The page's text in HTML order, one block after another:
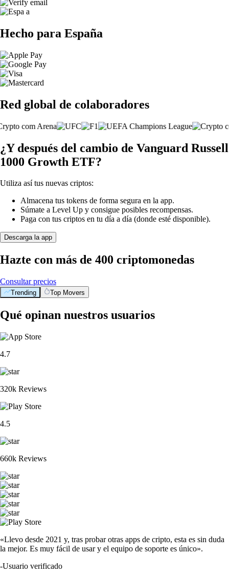
Hecho para España
Red global de colaboradores
¿Y después del cambio de Vanguard Russell
1000 Growth ETF?
Utiliza así tus nuevas criptos:
Almacena tus tokens de forma segura en la app.
Súmate a Level Up y consigue posibles recompensas.
Paga con tus criptos en tu día a día (donde esté disponible).
Descarga la app
Hazte con más de 400 criptomonedas
Consultar precios
Trending Top Movers
Qué opinan nuestros usuarios
4.7
320k Reviews
4.5
660k Reviews
«Llevo desde 2021 y, tras probar otras apps de cripto, esta es sin duda
la mejor. Es muy fácil de usar y el equipo de soporte es único».
-Usuario verificado